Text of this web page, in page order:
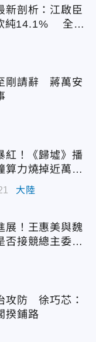
新剖析：江啟臣
純14.1% 全世
剛請辭 蔣萬安
紅！《歸墟》播
力燒掉近萬台
大陸
展！王惠美與魏
接競總主委態
攻防 徐巧芯：
揆鋪路